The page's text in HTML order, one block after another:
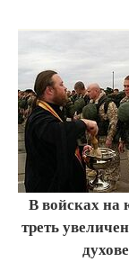
В войсках на
треть